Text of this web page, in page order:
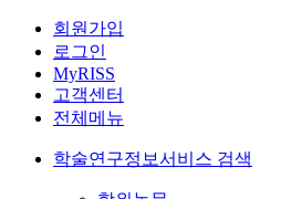
회원가입
로그인
MyRISS
고객센터
전체메뉴
학술연구정보서비스 검색